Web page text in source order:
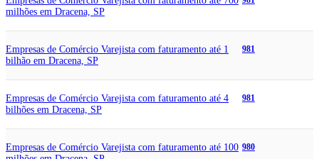
milhões em Dracena, SP
Empresas de Comércio Varejista com faturamento até 1
bilhão em Dracena, SP
981
Empresas de Comércio Varejista com faturamento até 4
bilhões em Dracena, SP
981
Empresas de Comércio Varejista com faturamento até 100 980